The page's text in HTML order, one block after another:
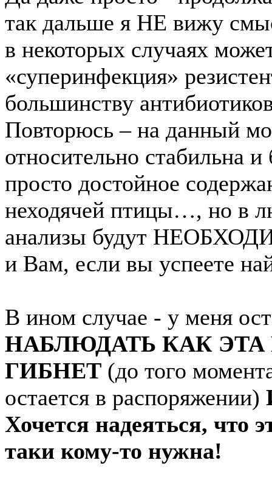
так дальше я НЕ вижу
в некоторых случаях
«суперинфекция»
большинству
Повторюсь – на данный
относительно стабильна
просто достойное
неходячей птицы…, но в
анализы будут
и Вам, если вы успеете
В ином случае - у меня
НАБЛЮДАТЬ КАК
ГИБНЕТ (до того
остается в распоряжении)
Хочется надеяться, что
таки кому-то нужна!